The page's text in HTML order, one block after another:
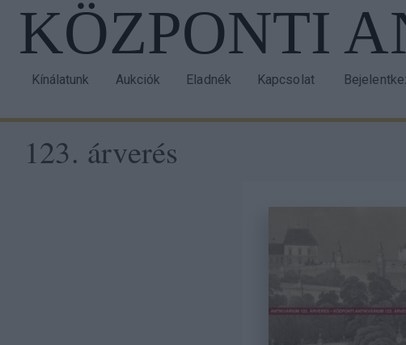
Ugrás
tartalomra
KÖZPONTI
navigation
Kínálatunk Aukciók Eladnék Kapcsolat
account
123. árverés